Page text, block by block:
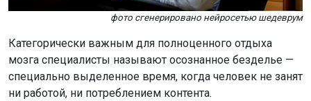
фото сгенерировано нейросетью шедеврум
Категорически важным для полноценного отдыха
мозга специалисты называют осознанное безделье —
специально выделенное время, когда человек не занят
ни работой, ни потреблением контента.